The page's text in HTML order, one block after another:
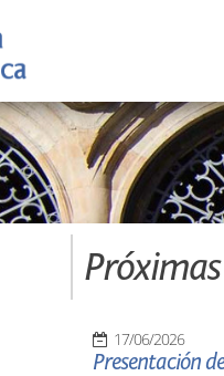
17/06/2026
Presentación